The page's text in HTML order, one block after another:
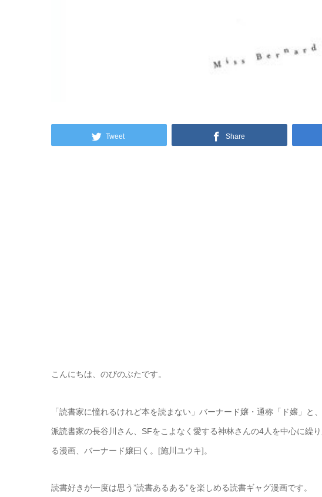
Tweet Share
こんにちは、のびのぶたです。
「読書家に憧れるけれど本を読まない」バーナード嬢・通称「ド嬢」
派読書家の長谷川さん、SFをこよなく愛する神林さんの4人を中心に繰
る漫画、バーナード嬢曰く。[施川ユウキ]。
読書好きが一度は思う”読書あるある”を楽しめる読書ギャグ漫画です。